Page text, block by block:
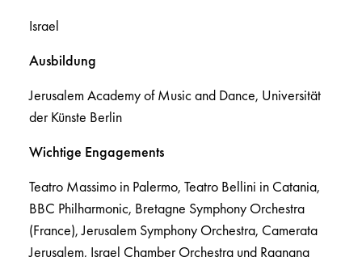
Israel
Ausbildung
Jerusalem Academy of Music and Dance, Universität
der Künste Berlin
Wichtige Engagements
Teatro Massimo in Palermo, Teatro Bellini in Catania,
BBC Philharmonic, Bretagne Symphony Orchestra
(France), Jerusalem Symphony Orchestra, Camerata
Jerusalem, Israel Chamber Orchestra und Raanana